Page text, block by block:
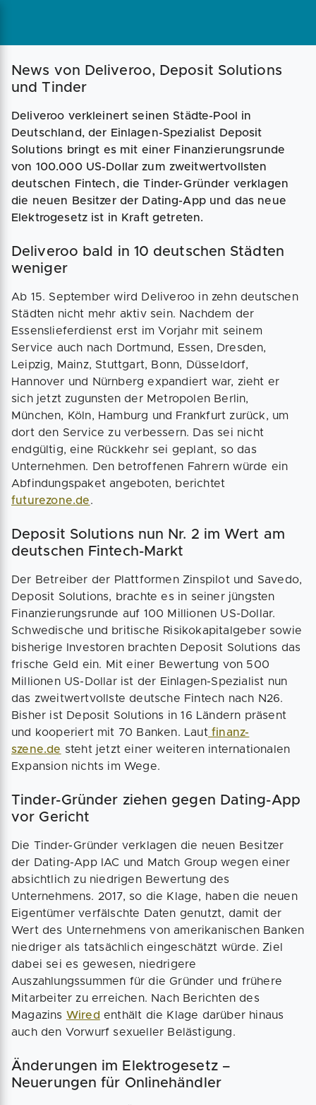
Magazin Businessplan Fördermittel
News von Deliveroo, Deposit Solutions
und Tinder
Deliveroo verkleinert seinen Städte-Pool in
Deutschland, der Einlagen-Spezialist Deposit
Solutions bringt es mit einer Finanzierungsrunde
von 100.000 US-Dollar zum zweitwertvollsten
deutschen Fintech, die Tinder-Gründer verklagen
die neuen Besitzer der Dating-App und das neue
Elektrogesetz ist in Kraft getreten.
Deliveroo bald in 10 deutschen Städten
weniger
Ab 15. September wird Deliveroo in zehn deutschen
Städten nicht mehr aktiv sein. Nachdem der
Essenslieferdienst erst im Vorjahr mit seinem
Service auch nach Dortmund, Essen, Dresden,
Leipzig, Mainz, Stuttgart, Bonn, Düsseldorf,
Hannover und Nürnberg expandiert war, zieht er
sich jetzt zugunsten der Metropolen Berlin,
München, Köln, Hamburg und Frankfurt zurück, um
dort den Service zu verbessern. Das sei nicht
endgültig, eine Rückkehr sei geplant, so das
Unternehmen. Den betroffenen Fahrern würde ein
Abfindungspaket angeboten, berichtet
futurezone.de.
Deposit Solutions nun Nr. 2 im Wert am
deutschen Fintech-Markt
Der Betreiber der Plattformen Zinspilot und Savedo,
Deposit Solutions, brachte es in seiner jüngsten
Finanzierungsrunde auf 100 Millionen US-Dollar.
Schwedische und britische Risikokapitalgeber sowie
bisherige Investoren brachten Deposit Solutions das
frische Geld ein. Mit einer Bewertung von 500
Millionen US-Dollar ist der Einlagen-Spezialist nun
das zweitwertvollste deutsche Fintech nach N26.
Bisher ist Deposit Solutions in 16 Ländern präsent
und kooperiert mit 70 Banken. Lautfinanz-
szene.de steht jetzt einer weiteren internationalen
Expansion nichts im Wege.
Tinder-Gründer ziehen gegen Dating-App
vor Gericht
Die Tinder-Gründer verklagen die neuen Besitzer
der Dating-App IAC und Match Group wegen einer
absichtlich zu niedrigen Bewertung des
Unternehmens. 2017, so die Klage, haben die neuen
Eigentümer verfälschte Daten genutzt, damit der
Wert des Unternehmens von amerikanischen Banken
niedriger als tatsächlich eingeschätzt würde. Ziel
dabei sei es gewesen, niedrigere
Auszahlungssummen für die Gründer und frühere
Mitarbeiter zu erreichen. Nach Berichten des
Magazins Wired enthält die Klage darüber hinaus
auch den Vorwurf sexueller Belästigung.
Änderungen im Elektrogesetz –
Neuerungen für Onlinehändler